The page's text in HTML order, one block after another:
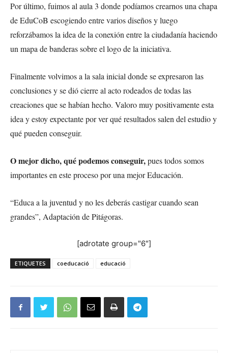
Por último, fuimos al aula 3 donde podíamos crearnos una chapa
de EduCoB escogiendo entre varios diseños y luego
reforzábamos la idea de la conexión entre la ciudadanía haciendo
un mapa de banderas sobre el logo de la iniciativa.
Finalmente volvimos a la sala inicial donde se expresaron las
conclusiones y se dió cierre al acto rodeados de todas las
creaciones que se habían hecho. Valoro muy positivamente esta
idea y estoy expectante por ver qué resultados salen del estudio y
qué pueden conseguir.
O mejor dicho, qué podemos conseguir,pues todos somos
importantes en este proceso por una mejor Educación.
“Educa a la juventud y no les deberás castigar cuando sean
grandes”, Adaptación de Pitágoras.
[adrotate group="6"]
ETIQUETES coeducació educació